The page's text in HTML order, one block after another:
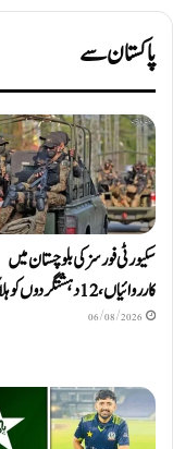
پاکستان سے
سکیورٹی فورسز کی بلوچستان میں
کارروائیاں، 12 دہشتگردوں کو ہلاک کردیا
06/08/2026